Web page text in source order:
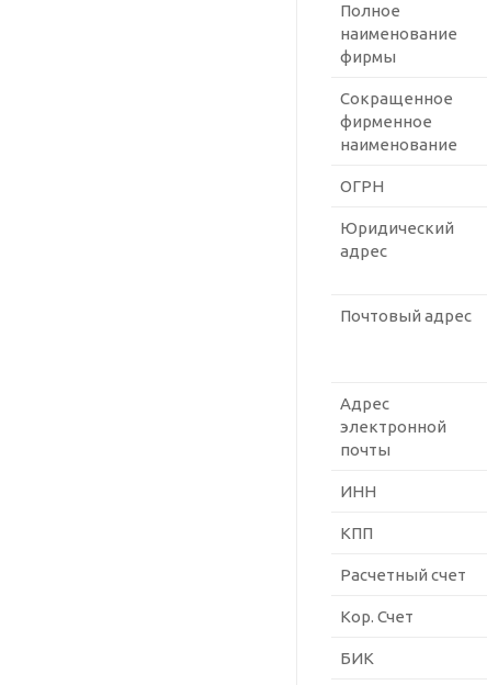
Полное
наименование
фирмы
Сокращенное
фирменное
наименование
ОГРН
Юридический
адрес
Почтовый адрес
Адрес
электронной
почты
ИНН
КПП
Расчетный счет
Кор. Счет
БИК